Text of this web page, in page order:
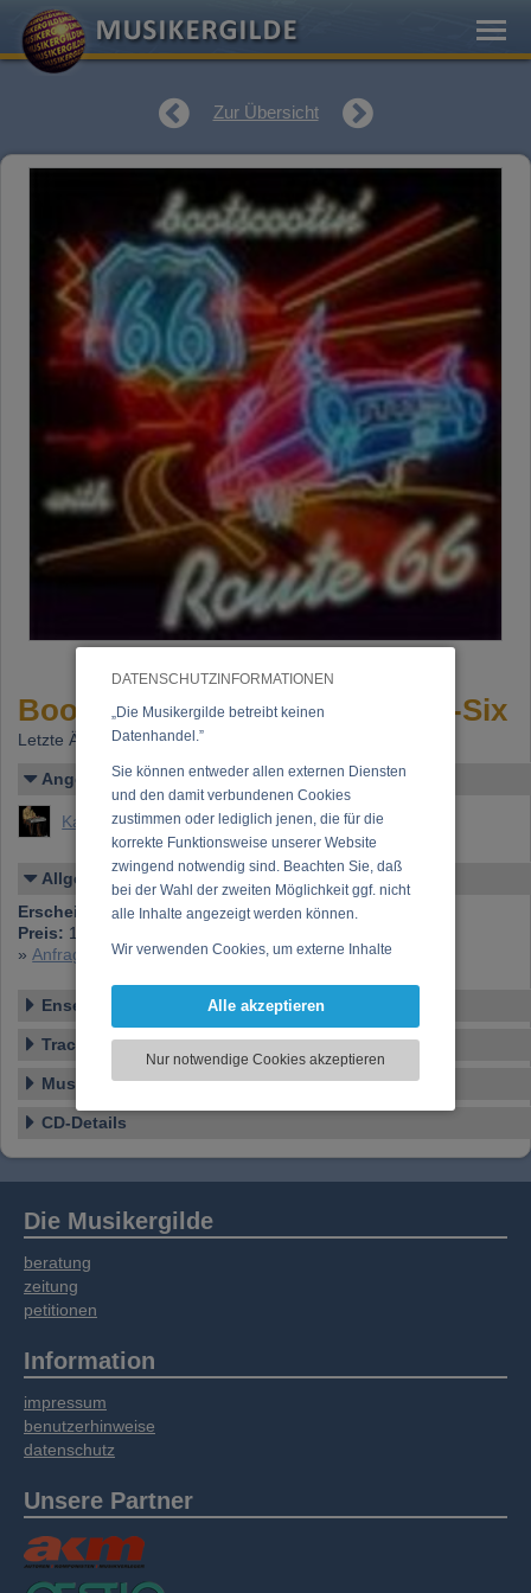
DATENSCHUTZINFORMATIONEN
„Die Musikergilde betreibt keinen
Datenhandel.”
Sie können entweder allen externen Diensten
und den damit verbundenen Cookies
zustimmen oder lediglich jenen, die für die
korrekte Funktionsweise unserer Website
zwingend notwendig sind. Beachten Sie, daß
bei der Wahl der zweiten Möglichkeit ggf. nicht
alle Inhalte angezeigt werden können.
Wir verwenden Cookies, um externe Inhalte
Funktionen für soziale Medien anbieten zu
zu analysieren. Dabei werden ggf.
Informationen zu Ihrer Verwendung unserer
soziale Medien, Werbung und Analysen
Informationen möglicherweise mit weiteren
Daten zusammen, die Sie bereitgestellt haben
oder die sie im Rahmen Ihrer Nutzung der
Dienste gesammelt haben.
Alle akzeptieren
Nur notwendige Cookies akzeptieren
Zur Übersicht
Bootscootin' with Route Sixty-Six
Letzte Änderung: 18.07.2026
Angelegt von
Kaye, Carl
Allgemeines
Erscheinen bei:hILLTOP
Preis: 15,00 €
»Anfrage zu dieser CD
Ensemble
Tracklist
Musikstil
CD-Details
Die Musikergilde
beratung
zeitung
petitionen
Information
impressum
benutzerhinweise
datenschutz
Unsere Partner